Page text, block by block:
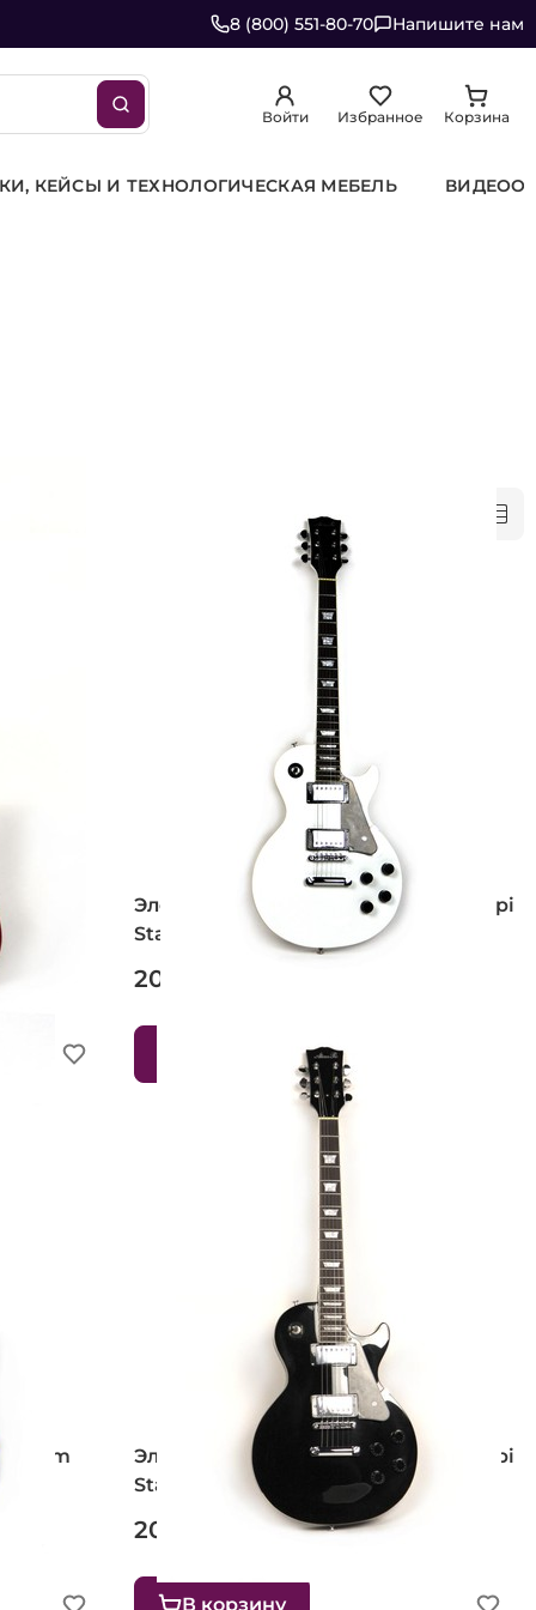
8 (800) 551-80-70 Напишите нам
Войти Избранное Корзина
И ТЕХНОЛОГИЧЕСКАЯ МЕБЕЛЬ
Сначала популярные
Электрогитара ALINA PRO Mississippi
Standart (WH)
20 250 ₽
Электрогитара ALINA PRO Mississippi
Standart (BK)
20 250 ₽
В корзину